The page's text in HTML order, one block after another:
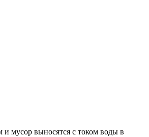
мусор выносятся с током воды в